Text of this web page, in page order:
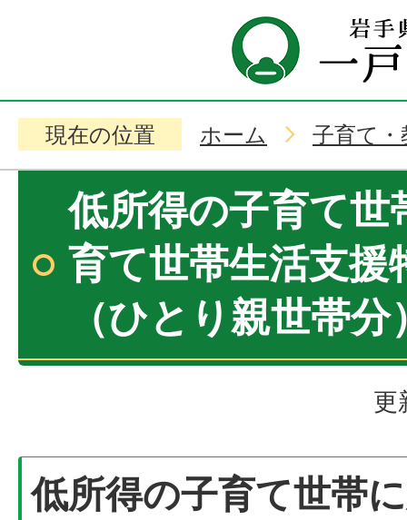
現在の位置 ホーム 子育て・
低所得の子育て世
育て世帯生活支援
（ひとり親世帯分
更
低所得の子育て世帯